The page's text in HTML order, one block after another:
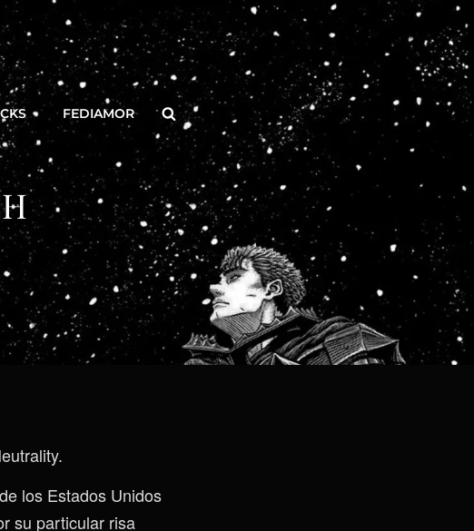
FEDIAMOR Buscar
los Estados Unidos
su particular risa